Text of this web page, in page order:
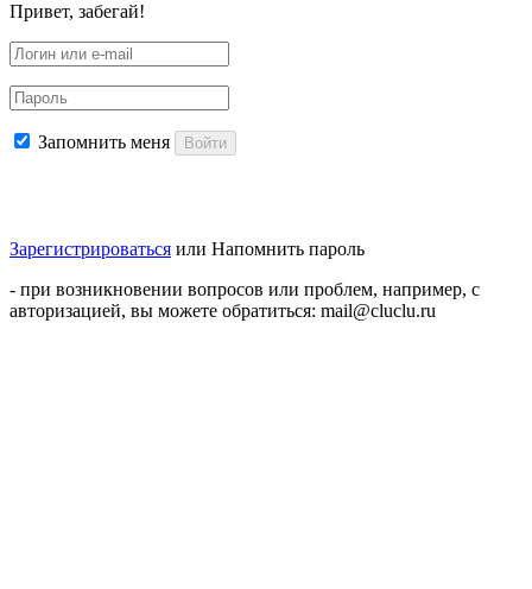
Привет, забегай!
Запомнить меня Войти
Зарегистрироваться или Напомнить пароль
- при возникновении вопросов или проблем, например, с
авторизацией, вы можете обратиться: mail@cluclu.ru